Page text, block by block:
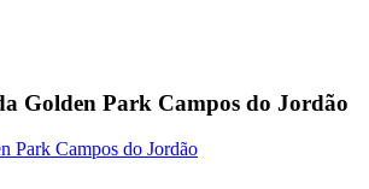
Golden Park Campos do Jordão
Park Campos do Jordão